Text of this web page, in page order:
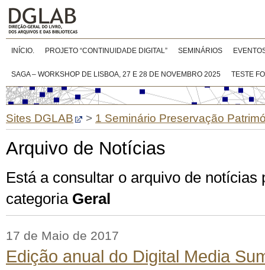
INÍCIO. PROJETO “CONTINUIDADE DIGITAL” SEMINÁRIOS
SAGA – WORKSHOP DE LISBOA, 27 E 28 DE NOVEMBRO 2025 TESTE
Sites DGLAB > 1 Seminário Preservação
Arquivo de Notícias
Está a consultar o arquivo de notícias
categoria Geral
17 de Maio de 2017
Edição anual do Digital Media